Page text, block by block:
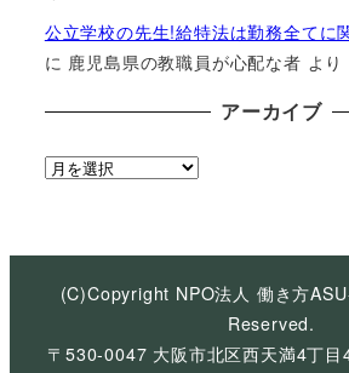
公立学校の先生!給特法は勤務全てに
に 鹿児島県の教職員が心配な者 より
アーカイブ
ア
イ
(C)Copyright NPO法人 働き方
Reserved.
〒530-0047 大阪市北区西天満4丁目